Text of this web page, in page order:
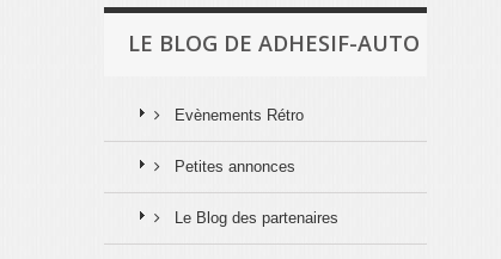
LE BLOG DE ADHESIF-AUTO
Evènements Rétro
Petites annonces
Le Blog des partenaires